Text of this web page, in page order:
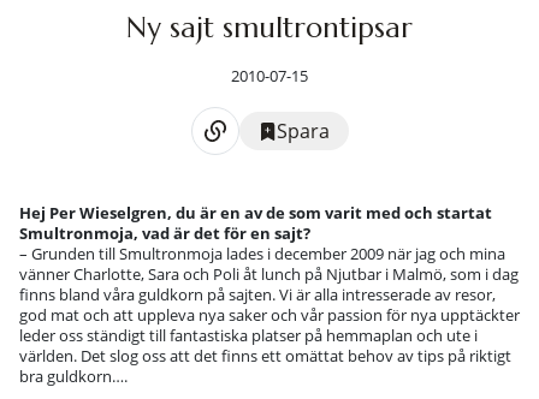
Ny sajt smultrontipsar
2010-07-15
Spara
Hej Per Wieselgren, du är en av de som varit med och startat
Smultronmoja, vad är det för en sajt?
– Grunden till Smultronmoja lades i december 2009 när jag och mina
vänner Charlotte, Sara och Poli åt lunch på Njutbar i Malmö, som i dag
finns bland våra guldkorn på sajten. Vi är alla intresserade av resor,
god mat och att uppleva nya saker och vår passion för nya upptäckter
leder oss ständigt till fantastiska platser på hemmaplan och ute i
världen. Det slog oss att det finns ett omättat behov av tips på riktigt
bra guldkorn….